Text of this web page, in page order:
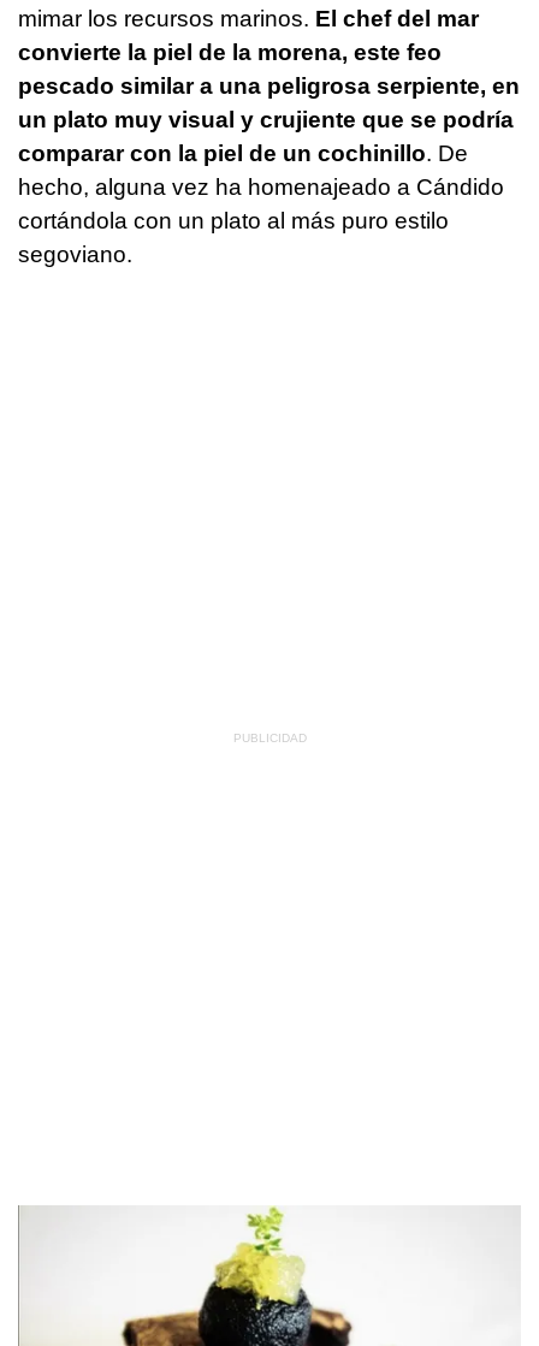
mimar los recursos marinos. El chef del mar
convierte la piel de la morena, este feo
pescado similar a una peligrosa serpiente, en
un plato muy visual y crujiente que se podría
comparar con la piel de un cochinillo. De
hecho, alguna vez ha homenajeado a Cándido
cortándola con un plato al más puro estilo
segoviano.